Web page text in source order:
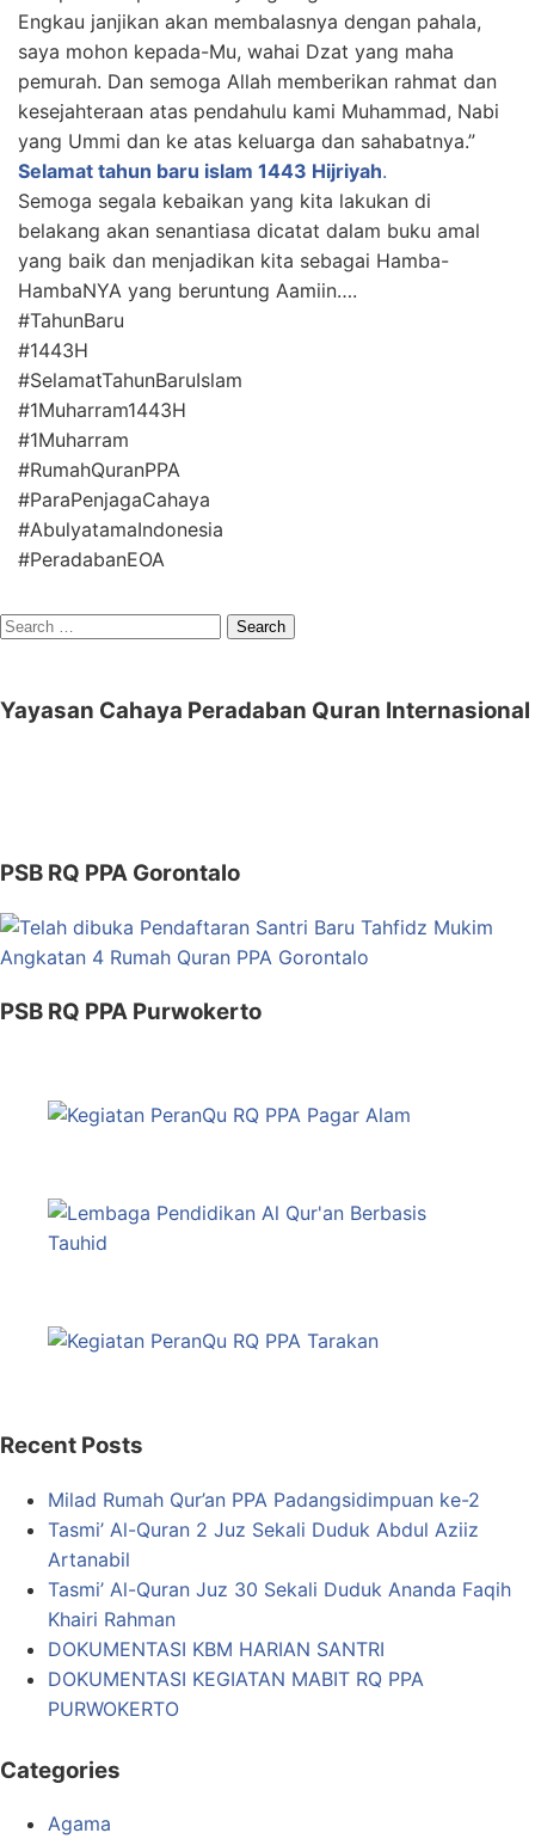
Engkau janjikan akan membalasnya dengan pahala,
saya mohon kepada-Mu, wahai Dzat yang maha
pemurah. Dan semoga Allah memberikan rahmat dan
kesejahteraan atas pendahulu kami Muhammad, Nabi
yang Ummi dan ke atas keluarga dan sahabatnya.”
Selamat tahun baru islam 1443 Hijriyah.
Semoga segala kebaikan yang kita lakukan di
belakang akan senantiasa dicatat dalam buku amal
yang baik dan menjadikan kita sebagai Hamba-
HambaNYA yang beruntung Aamiin….
#TahunBaru
#1443H
#SelamatTahunBaruIslam
#1Muharram1443H
#1Muharram
#RumahQuranPPA
#ParaPenjagaCahaya
#AbulyatamaIndonesia
#PeradabanEOA
Search
Yayasan Cahaya Peradaban Quran Internasional
PSB RQ PPA Gorontalo
PSB RQ PPA Purwokerto
Recent Posts
Milad Rumah Qur’an PPA Padangsidimpuan ke-2
Tasmi’ Al-Quran 2 Juz Sekali Duduk Abdul Aziiz
Artanabil
Tasmi’ Al-Quran Juz 30 Sekali Duduk Ananda Faqih
Khairi Rahman
DOKUMENTASI KBM HARIAN SANTRI
DOKUMENTASI KEGIATAN MABIT RQ PPA
PURWOKERTO
Categories
Agama